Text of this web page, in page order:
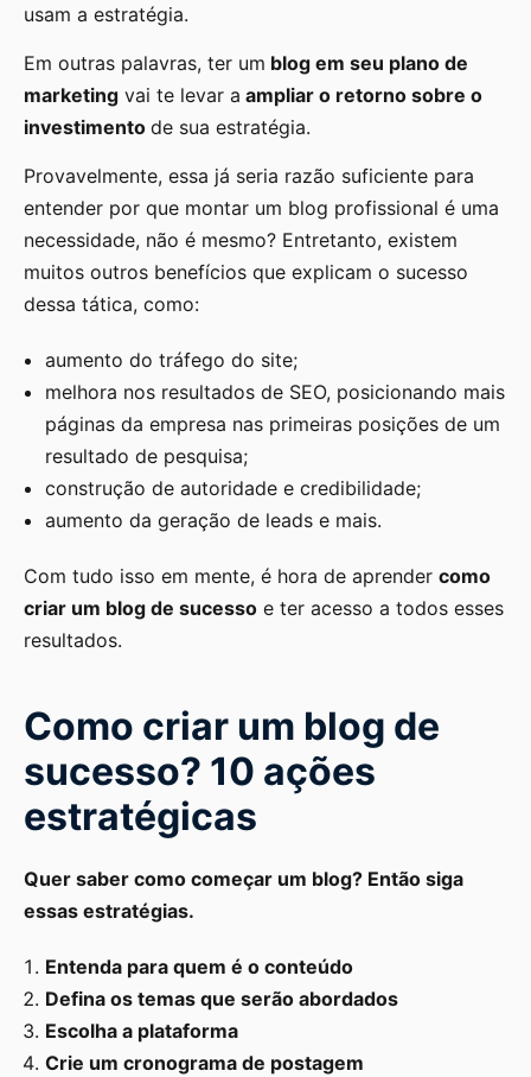
usam a estratégia.
Em outras palavras, ter um blog em seu plano de
marketing vai te levar a ampliar o retorno sobre o
investimento de sua estratégia.
Provavelmente, essa já seria razão suficiente para
entender por que montar um blog profissional é uma
necessidade, não é mesmo? Entretanto, existem
muitos outros benefícios que explicam o sucesso
dessa tática, como:
aumento do tráfego do site;
melhora nos resultados de SEO, posicionando mais
páginas da empresa nas primeiras posições de um
resultado de pesquisa;
construção de autoridade e credibilidade;
aumento da geração de leads e mais.
Com tudo isso em mente, é hora de aprender como
criar um blog de sucesso e ter acesso a todos esses
resultados.
Como criar um blog de
sucesso? 10 ações
estratégicas
Quer saber como começar um blog? Então siga
essas estratégias.
Entenda para quem é o conteúdo
Defina os temas que serão abordados
Escolha a plataforma
Crie um cronograma de postagem